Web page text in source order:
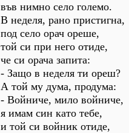
във нимно село големо.
В неделя, рано пристигна,
под село орач ореше,
той си при него отиде,
че си орача запита:
- Защо в неделя ти ореш?
А той му дума, продума:
- Войниче, мило войниче,
я имам син като тебе,
и той си войник отиде,